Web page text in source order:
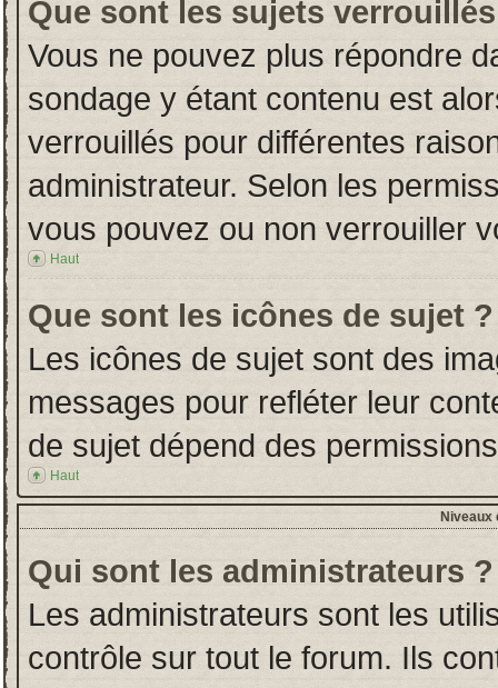
Que sont les sujets
Vous ne pouvez plus répondre
sondage y étant contenu est
verrouillés pour différentes
administrateur. Selon les
vous pouvez ou non verrouiller
Haut
Que sont les icônes de sujet ?
Les icônes de sujet sont des
messages pour refléter leur
de sujet dépend des
Haut
Niveaux
Qui sont les administrateurs ?
Les administrateurs sont les
contrôle sur tout le forum. Ils